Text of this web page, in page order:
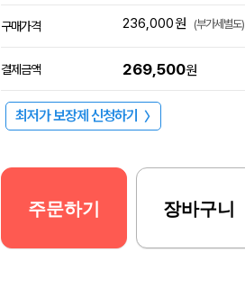
구매가격 236,000원 (부가세별도)
결제금액 269,500원
최저가 보장제 신청하기 〉
주문하기 장바구니